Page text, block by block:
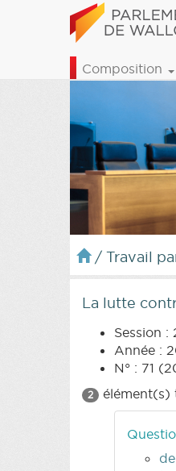
Composition
/ Travail
La lutte
Session
Année :
N° : 71
2 élément(s)